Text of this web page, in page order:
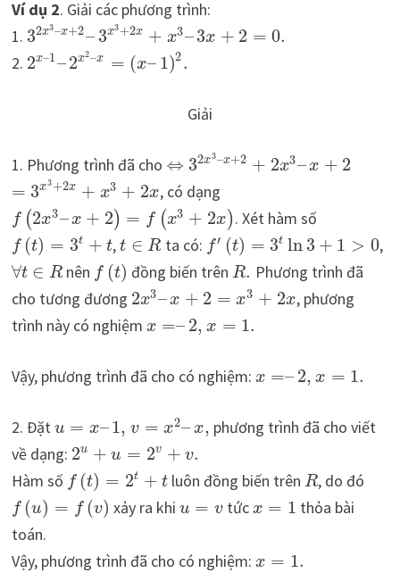
Ví dụ 2. Giải các phương trình:
1. 32x3–x+2– 3x3+2x + x3–3x + 2 = 0.
2. 2x–1–2x2–x = (x– 1)2.
Giải
1. Phương trình đã cho ⇔ 32x3–x+2 + 2x3–x + 2
= 3x3+2x + x3 + 2x, có dạng
f (2x3–x + 2) = f (x3 + 2x). Xét hàm số
f (t) = 3t + t,t ∈ R ta có: f′ (t) = 3t ln 3 + 1 > 0,
∀t ∈ Rnên f (t) đồng biến trênR. Phương trình đã
cho tương đương 2x3–x + 2 = x3 + 2x, phương
trình này có nghiệm x =– 2, x = 1.
Vậy, phương trình đã cho có nghiệm: x =– 2, x = 1.
2. Đặt u = x–1, v = x2– x, phương trình đã cho viết
về dạng: 2u + u = 2v + v.
Hàm số f (t) = 2t + t luôn đồng biến trênR, do đó
f (u) = f (v) xảy ra khi u = vtức x = 1 thỏa bài
toán.
Vậy, phương trình đã cho có nghiệm: x = 1.